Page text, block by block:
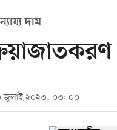
দাম
জুলাই ২০২৩, ০৩: ০০